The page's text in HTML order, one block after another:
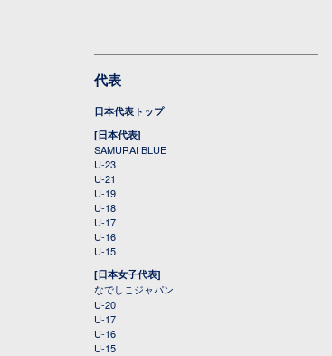
代表
日本代表トップ
[日本代表]
SAMURAI BLUE
U-23
U-21
U-19
U-18
U-17
U-16
U-15
[日本女子代表]
なでしこジャパン
U-20
U-17
U-16
U-15